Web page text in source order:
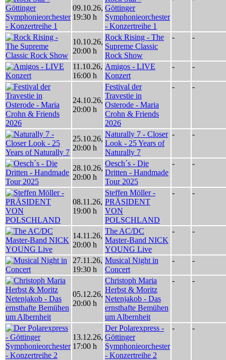
09.10.26,
19:30 h
Göttinger
Symphonieorchester
- Konzertreihe 1
10.10.26,
20:00 h
Rock Rising - The
Supreme Classic
Rock Show
- -
11.10.26,
16:00 h
Amigos - LIVE
Konzert
- -
24.10.26,
20:00 h
Festival der
Travestie in
Osterode - Maria
Crohn & Friends
2026
- -
25.10.26,
20:00 h
Naturally 7 - Closer
Look - 25 Years of
Naturally 7
- -
28.10.26,
20:00 h
Oesch´s - Die
Dritten - Handmade
Tour 2025
- -
08.11.26,
19:00 h
Steffen Möller -
PRÄSIDENT
VON
POLSCHLAND
- -
14.11.26,
20:00 h
The AC/DC
Master-Band NICK
YOUNG Live
- -
27.11.26,
19:30 h
Musical Night in
Concert
- -
05.12.26,
20:00 h
Christoph Maria
Herbst & Moritz
Netenjakob - Das
ernsthafte Bemühen
um Albernheit
- -
13.12.26,
17:00 h
Der Polarexpress -
Göttinger
Symphonieorchester
- Konzertreihe 2
- -